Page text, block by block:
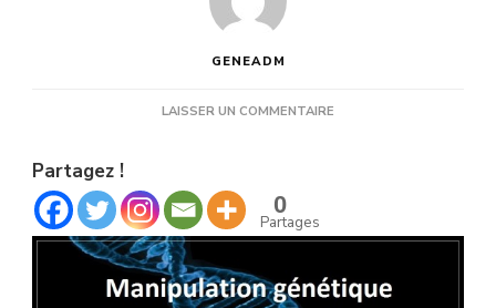
GENEADM
LAISSER UN COMMENTAIRE
ALLER
Partagez !
0
Partages